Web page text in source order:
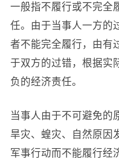
一般指不履行或不完全
任。由于当事人一方的
者不能完全履行，由有
于双方的过错，根据实
负的经济责任。
当事人由于不可避免的
旱灾、蝗灾、自然原因
军事行动而不能履行经